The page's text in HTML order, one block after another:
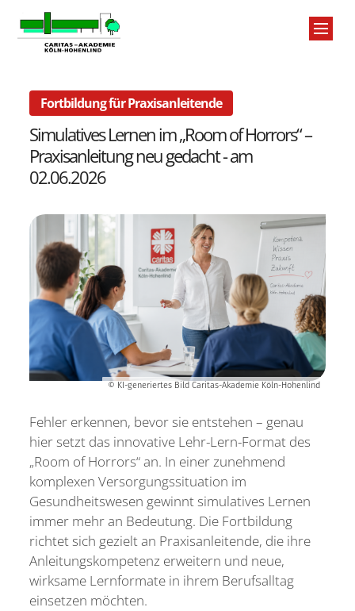
Zum Inhalt springen
Fortbildung für Praxisanleitende:
Simulatives Lernen im „Room of Horrors“ –
Praxisanleitung neu gedacht - am
02.06.2026
© KI-generiertes Bild Caritas-Akademie Köln-Hohenlind
Fehler erkennen, bevor sie entstehen – genau
hier setzt das innovative Lehr-Lern-Format des
„Room of Horrors“ an. In einer zunehmend
komplexen Versorgungssituation im
Gesundheitswesen gewinnt simulatives Lernen
immer mehr an Bedeutung. Die Fortbildung
richtet sich gezielt an Praxisanleitende, die ihre
Anleitungskompetenz erweitern und neue,
wirksame Lernformate in ihrem Berufsalltag
einsetzen möchten.